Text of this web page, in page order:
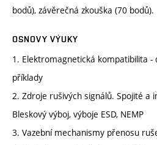
bodů), závěrečná zkouška (70 bodů).
OSNOVY VÝUKY
1. Elektromagnetická kompatibilita -
příklady
2. Zdroje rušivých signálů. Spojité a
Bleskový výboj, výboje ESD, NEMP
3. Vazební mechanismy přenosu